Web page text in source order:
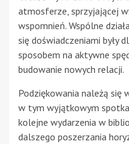
atmosferze, sprzyjającej
wspomnień. Wspólne
się doświadczeniami były
sposobem na aktywne
budowanie nowych relacji.
Podziękowania należą się
w tym wyjątkowym
kolejne wydarzenia w
dalszego poszerzania